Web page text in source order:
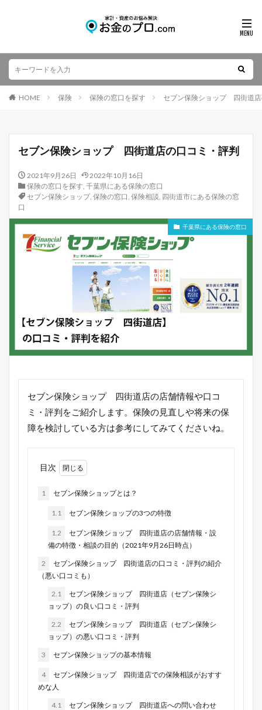
HOME 保険 保険の窓口を探す セブン保険ショップ 四街道
セブン保険ショップ 四街道店の口コミ・評判
2021年9月26日
2022年10月16日
保険の窓口を探す, 千葉県にある保険の窓口
セブン保険ショップ, 保険の窓口, 保険相談, 四街道市にある保険の窓
口
千葉県にある保険の窓口
セブン保険ショップ 四街道店の店舗情報や口コ
ミ・評判をご紹介します。保険の見直しや将来の保
障を検討している方は参考にしてみてくださいね。
目次
1 セブン保険ショップとは？
1.1 セブン保険ショップの3つの特徴
1.2
セブン保険ショップ 四街道店の店舗情報・設
備の特徴・相談の目的（2021年9月26日時点）
2
セブン保険ショップ 四街道店の口コミ・評判の紹介
（悪い口コミも）
2.1
セブン保険ショップ 四街道店（セブン保険シ
ョップ）の良い口コミ・評判
2.2
セブン保険ショップ 四街道店（セブン保険シ
ョップ）の悪い口コミ・評判
3 セブン保険ショップの基本情報
4
セブン保険ショップ 四街道店での保険相談がおすす
めな人
4.1
セブン保険ショップ 四街道店への問い合わせ